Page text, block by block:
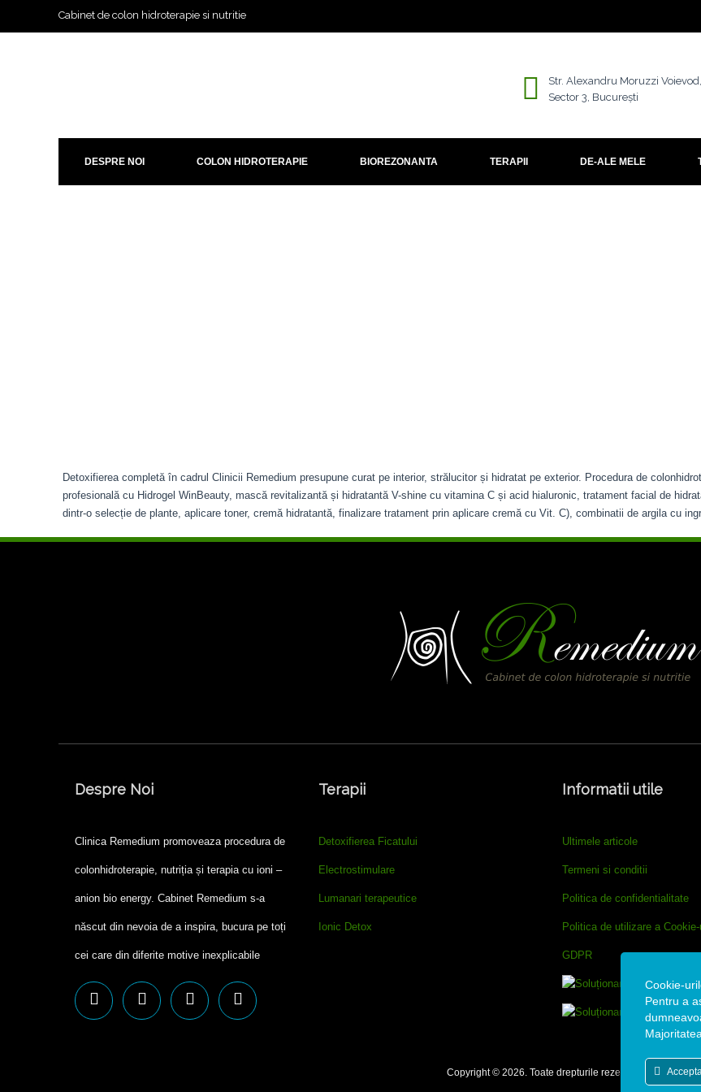
Cabinet de colon hidroterapie si nutritie
Str. Alexandru Moruzzi
Sector 3, București
DESPRE NOI COLON HIDROTERAPIE BIOREZONANTA TERAPII DE-ALE MELE
Detoxifierea completă în cadrul Clinicii Remedium presupune curat pe interior, strălucitor și hidratat pe exterior. Procedura de
profesională cu Hidrogel WinBeauty, mască revitalizantă și hidratantă V-shine cu vitamina C și acid hialuronic, tratament facial de
dintr-o selecție de plante, aplicare toner, cremă hidratantă, finalizare tratament prin aplicare cremă cu Vit. C), combinatii de argila cu
Despre Noi
Clinica Remedium promoveaza procedura de
colonhidroterapie, nutriția și terapia cu ioni –
anion bio energy. Cabinet Remedium s-a
născut din nevoia de a inspira, bucura pe toți
cei care din diferite motive inexplicabile
Terapii
Detoxifierea Ficatului
Electrostimulare
Lumanari terapeutice
Ionic Detox
Informatii utile
Ultimele articole
Termeni si conditii
Politica de confidentialitate
Politica de utilizare a
GDPR
Copyright © 2026. Toate drepturile rezervate.
Cookie-
Pentru a